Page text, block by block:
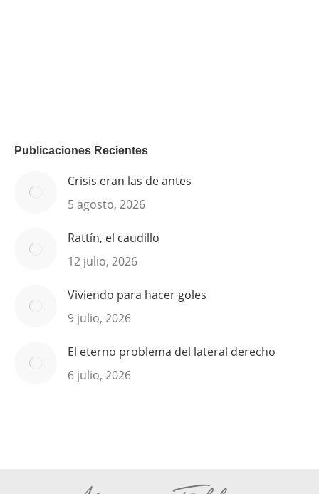
Publicaciones Recientes
Crisis eran las de antes
5 agosto, 2026
Rattín, el caudillo
12 julio, 2026
Viviendo para hacer goles
9 julio, 2026
El eterno problema del lateral derecho
6 julio, 2026